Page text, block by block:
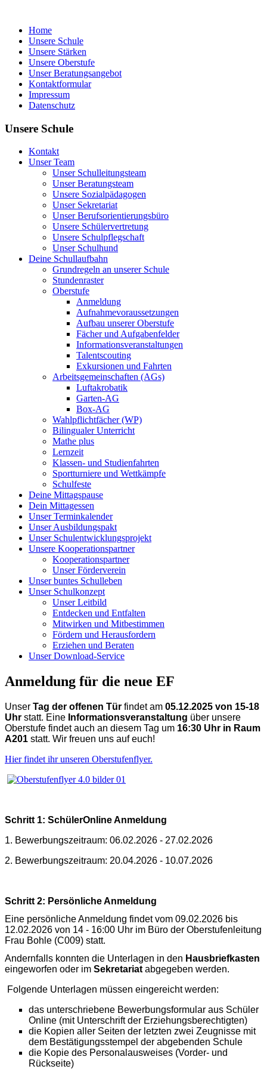
Home
Unsere Schule
Unsere Stärken
Unsere Oberstufe
Unser Beratungsangebot
Kontaktformular
Impressum
Datenschutz
Unsere Schule
Kontakt
Unser Team
Unser Schulleitungsteam
Unser Beratungsteam
Unsere Sozialpädagogen
Unser Sekretariat
Unser Berufsorientierungsbüro
Unsere Schülervertretung
Unsere Schulpflegschaft
Unser Schulhund
Deine Schullaufbahn
Grundregeln an unserer Schule
Stundenraster
Oberstufe
Anmeldung
Aufnahmevoraussetzungen
Aufbau unserer Oberstufe
Fächer und Aufgabenfelder
Informationsveranstaltungen
Talentscouting
Exkursionen und Fahrten
Arbeitsgemeinschaften (AGs)
Luftakrobatik
Garten-AG
Box-AG
Wahlpflichtfächer (WP)
Bilingualer Unterricht
Mathe plus
Lernzeit
Klassen- und Studienfahrten
Sportturniere und Wettkämpfe
Schulfeste
Deine Mittagspause
Dein Mittagessen
Unser Terminkalender
Unser Ausbildungspakt
Unser Schulentwicklungsprojekt
Unsere Kooperationspartner
Kooperationspartner
Unser Förderverein
Unser buntes Schulleben
Unser Schulkonzept
Unser Leitbild
Entdecken und Entfalten
Mitwirken und Mitbestimmen
Fördern und Herausfordern
Erziehen und Beraten
Unser Download-Service
Anmeldung für die neue EF
Unser Tag der offenen Tür findet am 05.12.2025 von 15-18
Uhr statt. Eine Informationsveranstaltung über unsere
Oberstufe findet auch an diesem Tag um 16:30 Uhr in Raum
A201 statt. Wir freuen uns auf euch!
Hier findet ihr unseren Oberstufenflyer.
Schritt 1: SchülerOnline Anmeldung
1. Bewerbungszeitraum: 06.02.2026 - 27.02.2026
2. Bewerbungszeitraum: 20.04.2026 - 10.07.2026
Schritt 2: Persönliche Anmeldung
Eine persönliche Anmeldung findet vom 09.02.2026 bis
12.02.2026 von 14 - 16:00 Uhr im Büro der Oberstufenleitung
Frau Bohle (C009) statt.
Andernfalls konnten die Unterlagen in den Hausbriefkasten
eingeworfen oder im Sekretariat abgegeben werden.
Folgende Unterlagen müssen eingereicht werden:
das unterschriebene Bewerbungsformular aus Schüler
Online (mit Unterschrift der Erziehungsberechtigten)
die Kopien aller Seiten der letzten zwei Zeugnisse mit
dem Bestätigungsstempel der abgebenden Schule
die Kopie des Personalausweises (Vorder- und
Rückseite)